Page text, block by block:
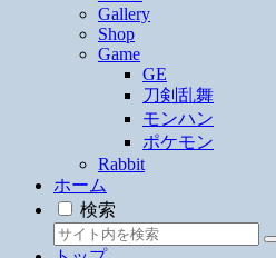
Gallery
Shop
Game
GE
刀剣乱舞
モンハン
ポケモン
Rabbit
ホーム
検索